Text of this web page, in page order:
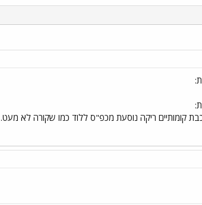
קומותיים ריקה נוסעת מכפ"ס ללוד כמו שקורה לא מעט.